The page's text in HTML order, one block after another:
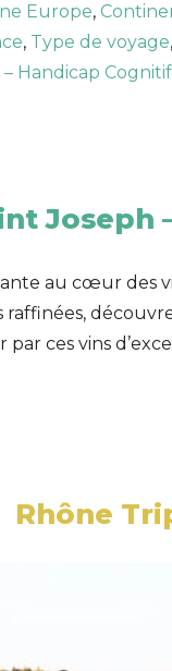
Europe,
, Type de voyage,
– Handicap
Joseph
au cœur des
par ces vins
Rhône